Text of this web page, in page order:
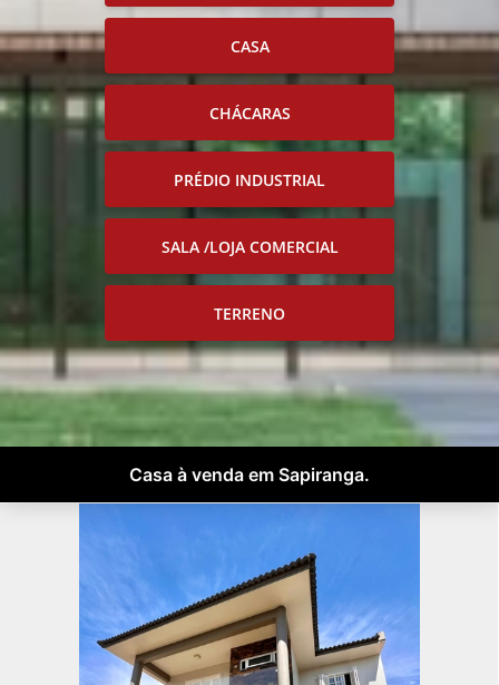
CASA
CHÁCARAS
PRÉDIO INDUSTRIAL
SALA /LOJA COMERCIAL
TERRENO
Casa à venda em Sapiranga.